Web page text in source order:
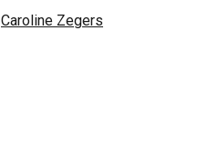
Caroline Zegers